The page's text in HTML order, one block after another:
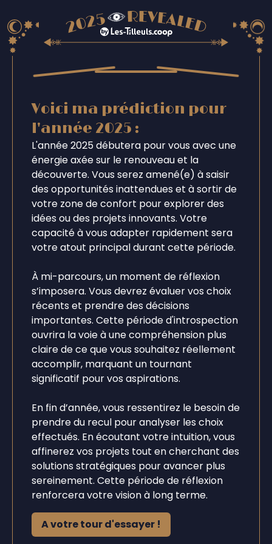
Voici ma prédiction pour
l'année 2025 :
L'année 2025 débutera pour vous avec une
énergie axée sur le renouveau et la
découverte. Vous serez amené(e) à saisir
des opportunités inattendues et à sortir de
votre zone de confort pour explorer des
idées ou des projets innovants. Votre
capacité à vous adapter rapidement sera
votre atout principal durant cette période.
À mi-parcours, un moment de réflexion
s’imposera. Vous devrez évaluer vos choix
récents et prendre des décisions
importantes. Cette période d'introspection
ouvrira la voie à une compréhension plus
claire de ce que vous souhaitez réellement
accomplir, marquant un tournant
significatif pour vos aspirations.
En fin d’année, vous ressentirez le besoin de
prendre du recul pour analyser les choix
effectués. En écoutant votre intuition, vous
affinerez vos projets tout en cherchant des
solutions stratégiques pour avancer plus
sereinement. Cette période de réflexion
renforcera votre vision à long terme.
A votre tour d'essayer !